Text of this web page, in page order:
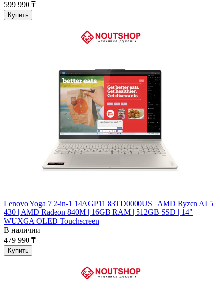
599 990 ₸
Купить
Lenovo Yoga 7 2-in-1 14AGP11 83TD0000US | AMD Ryzen AI 5
430 | AMD Radeon 840M | 16GB RAM | 512GB SSD | 14"
WUXGA OLED Touchscreen
В наличии
479 990 ₸
Купить